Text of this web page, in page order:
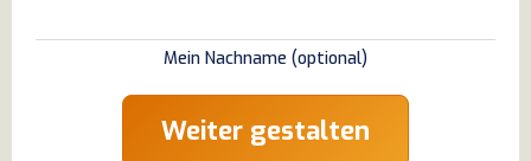
Mein Nachname (optional)
Weiter gestalten